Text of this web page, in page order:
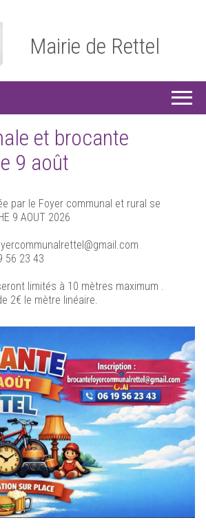
Mairie de Rettel
et brocante
9 août
par le Foyer communal et rural se
9 AOUT 2026
56 23 43
limités à 10 mètres maximum .
2€ le mètre linéaire.